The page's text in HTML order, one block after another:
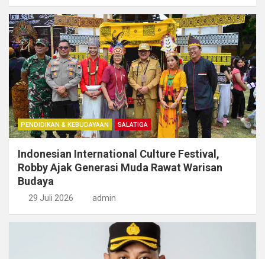
PENDIDIKAN & KEBUDAYAAN SALATIGA
Indonesian International Culture Festival,
Robby Ajak Generasi Muda Rawat Warisan
Budaya
29 Juli 2026 admin